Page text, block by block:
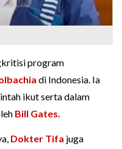
program
di Indonesia. Ia
ikut serta dalam
Bill Gates.
Dokter Tifa juga